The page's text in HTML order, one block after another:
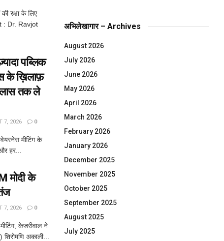
की रक्षा के लिए
: Dr. Ravjot
पब्लिक
के ख़िलाफ़
तक ले
7, 2026 0
मीटिंग के
हर...
मोदी के
7, 2026 0
केजरीवाल ने
अकाली...
अभिलेखागार – Archives
August 2026
July 2026
June 2026
May 2026
April 2026
March 2026
February 2026
January 2026
December 2025
November 2025
October 2025
September 2025
August 2025
July 2025